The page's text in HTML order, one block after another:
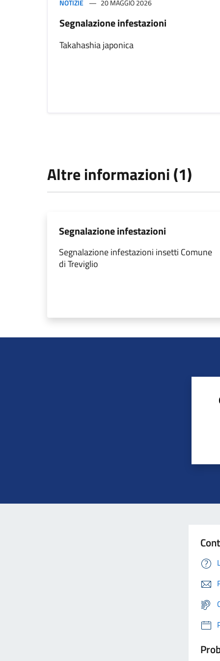
NOTIZIE 20 MAGGIO 2026
Segnalazione infestazioni
Takahashia japonica
Altre informazioni (1)
Segnalazione infestazioni
Segnalazione infestazioni insetti Comune
di Treviglio